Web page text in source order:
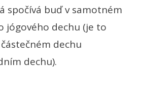
spočívá buď v samotném
jógového dechu (je to
dechu
dechu).